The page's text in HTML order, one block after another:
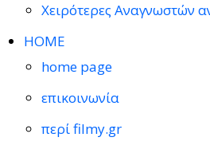
Χειρότερες Αναγνωστών
HOME
home page
επικοινωνία
περί filmy.gr